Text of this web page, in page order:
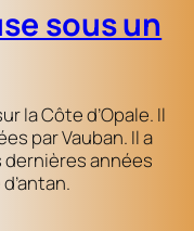
sous un
la Côte d’Opale. Il
par Vauban. Il a
dernières années